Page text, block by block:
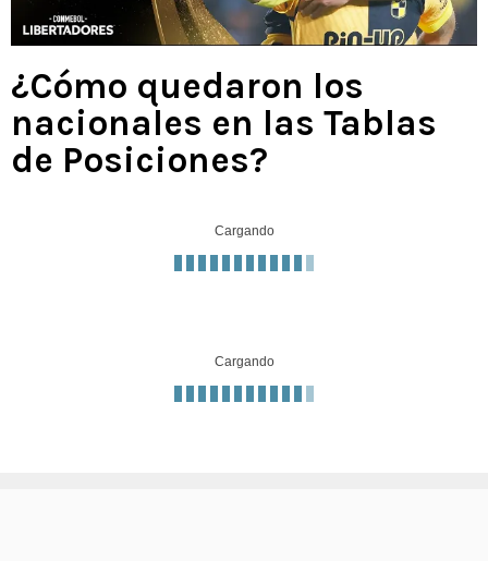
¿Cómo quedaron los
nacionales en las Tablas
de Posiciones?
Cargando
Cargando